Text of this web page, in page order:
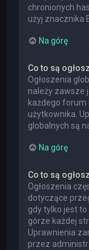
chronionych
użyj znacznika
Na górę
Co to są
Ogłoszenia
należy zawsze
każdego
użytkownika.
globalnych są
Na górę
Co to są
Ogłoszenia
dotyczące
gdy tylko jest
górze każdej
Uprawnienia
przez